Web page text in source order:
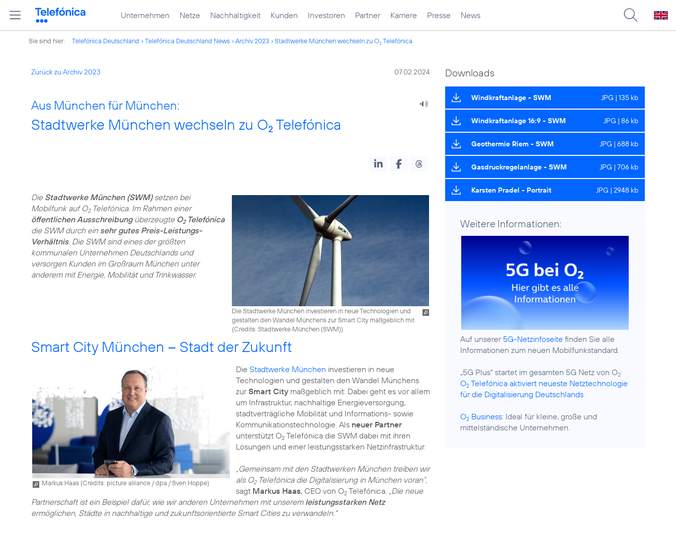
Unternehmen Netze Nachhaltigkeit Kunden Investoren Partner Karriere Presse News
Sie sind hier: Telefónica Deutschland Telefónica Deutschland News Archiv 2023 Stadtwerke München wechseln zu O2Telefónica
Zurück zu Archiv 2023 07.02.2024
Aus München für München:
Stadtwerke München wechseln zu O2 Telefónica
Die Stadtwerke München investieren in neue Technologien und
gestalten den Wandel Münchens zur Smart City maßgeblich mit
(Credits: Stadtwerke München (SWM))
Die Stadtwerke München (SWM)setzen bei
Mobilfunk auf O2Telefónica. Im Rahmen einer
öffentlichen Ausschreibungüberzeugte O2Telefónica
die SWM durch ein sehr gutes Preis-Leistungs-
Verhältnis. Die SWM sind eines der größten
kommunalen Unternehmen Deutschlands und
versorgen Kunden im Großraum München unter
anderem mit Energie, Mobilität und Trinkwasser.
Smart City München – Stadt der Zukunft
Markus Haas (Credits: picture alliance / dpa / Sven Hoppe)
Die Stadtwerke München investieren in neue
Technologien und gestalten den Wandel Münchens
zurSmart Citymaßgeblich mit: Dabei geht es vor allem
um Infrastruktur, nachhaltige Energieversorgung,
stadtverträgliche Mobilität und Informations- sowie
Kommunikationstechnologie. Als neuer Partner
unterstützt O2Telefónica die SWM dabei mit ihren
Lösungen und einer leistungsstarken Netzinfrastruktur.
„Gemeinsam mit den Stadtwerken München treiben wir
als O2Telefónica die Digitalisierung in München voran”,
sagt Markus Haas, CEO von O2Telefónica.
„Die neue
Partnerschaft ist ein Beispiel dafür, wie wir anderen Unternehmen mit unserem leistungsstarken Netz
ermöglichen, Städte in nachhaltige und zukunftsorientierte Smart Cities zu verwandeln."
Downloads
Windkraftanlage - SWM JPG | 135 kb
Windkraftanlage 16:9 - SWM JPG | 86 kb
Geothermie Riem - SWM JPG | 688 kb
Gasdruckregelanlage - SWM JPG | 706 kb
Karsten Pradel - Portrait JPG | 2948 kb
Weitere Informationen:
Auf unserer 5G-Netzinfoseite finden Sie alle
Informationen zum neuen Mobilfunkstandard.
„5G Plus“ startet im gesamten 5G Netz von O2:
O2 Telefónica aktiviert neueste Netztechnologie
für die Digitalisierung Deutschlands
O2 Business: Ideal für kleine, große und
mittelständische Unternehmen.